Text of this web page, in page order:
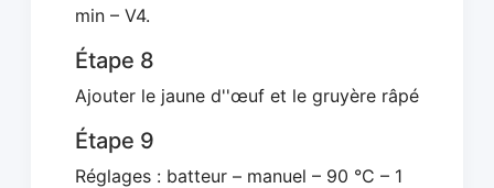
min – V4.
Étape 8
Ajouter le jaune d''œuf et le gruyère râpé
Étape 9
Réglages : batteur – manuel – 90 °C – 1